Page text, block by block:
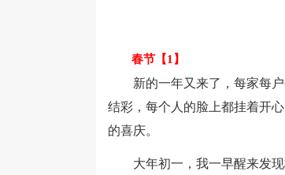
春节【1】
新的一年又来了，每家每户
结彩，每个人的脸上都挂着开
的喜庆。
大年初一，我一早醒来发现